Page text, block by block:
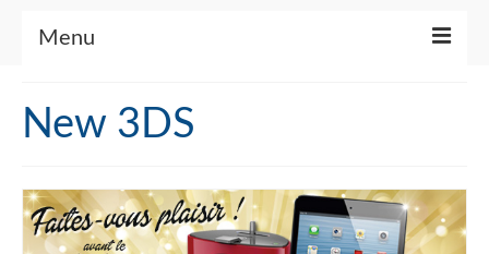
Menu
Qui sommes-nous ?
Accéder à Signals
New 3DS